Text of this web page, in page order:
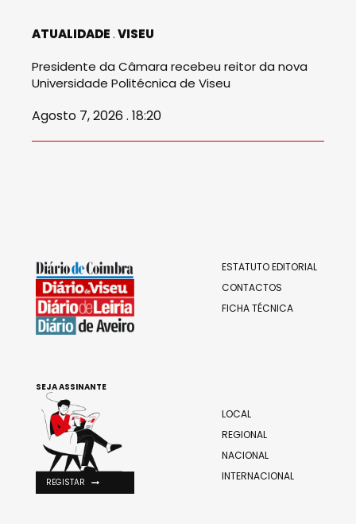
ATUALIDADE VISEU
Presidente da Câmara recebeu reitor da nova
Universidade Politécnica de Viseu
Agosto 7, 2026 . 18:20
ESTATUTO EDITORIAL
CONTACTOS
FICHA TÉCNICA
LOCAL
REGIONAL
NACIONAL
INTERNACIONAL
SEJA ASSINANTE
REGISTAR